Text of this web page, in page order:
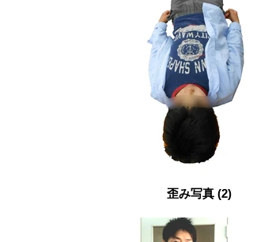
歪み写真 (2)